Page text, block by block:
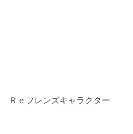
Ｒｅフレンズキャラクター